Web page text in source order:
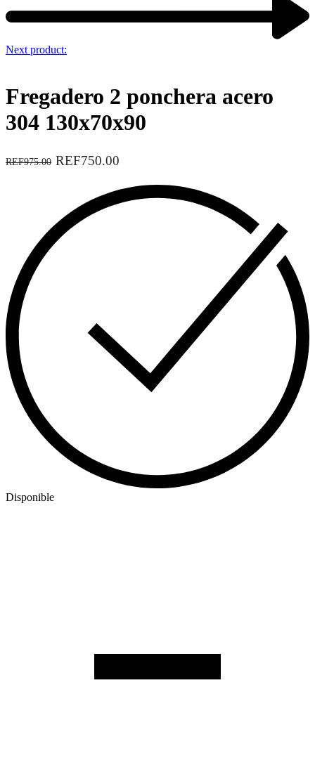
Next product:
Fregadero 2 ponchera acero
304 130x70x90
REF975.00 REF750.00
Disponible